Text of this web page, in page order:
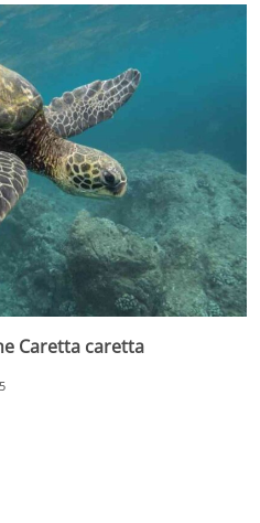
Caretta caretta